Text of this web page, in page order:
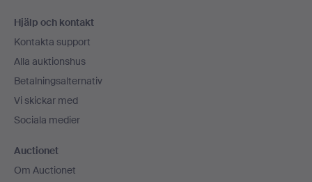
Hjälp och kontakt
Kontakta support
Alla auktionshus
Betalningsalternativ
Vi skickar med
Sociala medier
Auctionet
Om Auctionet